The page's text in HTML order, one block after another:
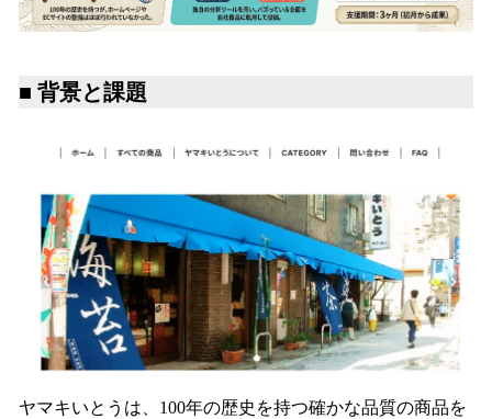
■ 背景と課題
ヤマキいとうは、100年の歴史を持つ確かな品質の商品を